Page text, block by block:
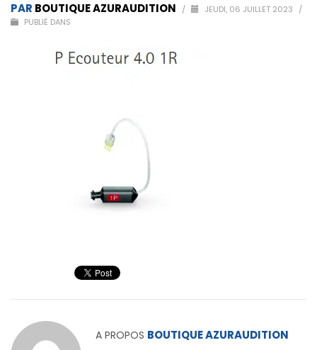
PAR BOUTIQUE AZURAUDITION / JEUDI, 06 JUILLET 2023
/
PUBLIÉ DANS
A PROPOS BOUTIQUE AZURAUDITION